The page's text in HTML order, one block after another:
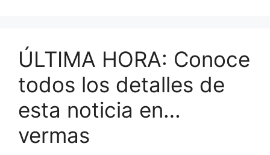
ÚLTIMA HORA: Conoce
todos los detalles de
esta noticia en…
vermas